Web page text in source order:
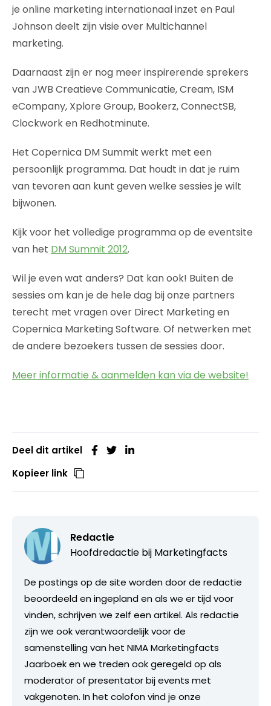
je online marketing internationaal inzet en Paul
Johnson deelt zijn visie over Multichannel
marketing.
Daarnaast zijn er nog meer inspirerende sprekers
van JWB Creatieve Communicatie, Cream, ISM
eCompany, Xplore Group, Bookerz, ConnectSB,
Clockwork en Redhotminute.
Het Copernica DM Summit werkt met een
persoonlijk programma. Dat houdt in dat je ruim
van tevoren aan kunt geven welke sessies je wilt
bijwonen.
Kijk voor het volledige programma op de eventsite
van het DM Summit 2012.
Wil je even wat anders? Dat kan ook! Buiten de
sessies om kan je de hele dag bij onze partners
terecht met vragen over Direct Marketing en
Copernica Marketing Software. Of netwerken met
de andere bezoekers tussen de sessies door.
Meer informatie & aanmelden kan via de website!
Deel dit artikel
Kopieer link
Redactie
Hoofdredactie bij Marketingfacts
De postings op de site worden door de redactie
beoordeeld en ingepland en als we er tijd voor
vinden, schrijven we zelf een artikel. Als redactie
zijn we ook verantwoordelijk voor de
samenstelling van het NIMA Marketingfacts
Jaarboek en we treden ook geregeld op als
moderator of presentator bij events met
vakgenoten. In het colofon vind je onze